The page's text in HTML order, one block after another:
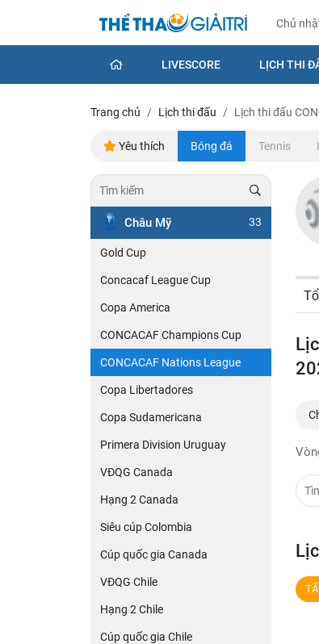
Chủ
LIVESCORE LỊCH THI
Trang chủ Lịch thi đấu Lịch thi đấu
Yêu thích Bóng đá Tennis
Châu Mỹ 33
Gold Cup
Concacaf League Cup
Copa America
CONCACAF Champions Cup
CONCACAF Nations League
Copa Libertadores
Copa Sudamericana
Primera Division Uruguay
VĐQG Canada
Hạng 2 Canada
Siêu cúp Colombia
Cúp quốc gia Canada
VĐQG Chile
Hạng 2 Chile
Cúp quốc gia Chile